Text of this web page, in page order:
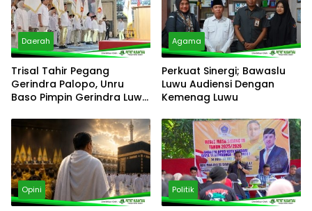
Daerah
Trisal Tahir Pegang
Gerindra Palopo, Unru
Baso Pimpin Gerindra Luwu
Agama
Perkuat Sinergi; Bawaslu
Luwu Audiensi Dengan
Kemenag Luwu
Opini Politik